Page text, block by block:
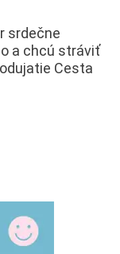
srdečne
a chcú stráviť
Cesta